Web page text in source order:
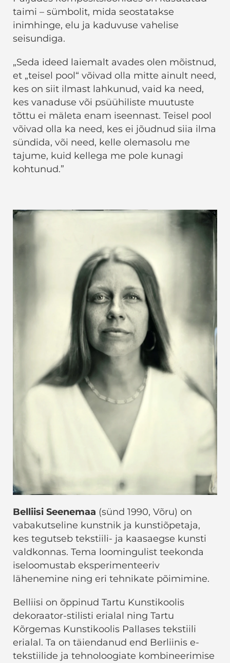
taimi – sümbolit, mida seostatakse
inimhinge, elu ja kaduvuse vahelise
seisundiga.
„Seda ideed laiemalt avades olen mõistnud,
et „teisel pool“ võivad olla mitte ainult need,
kes on siit ilmast lahkunud, vaid ka need,
kes vanaduse või psüühiliste muutuste
tõttu ei mäleta enam iseennast. Teisel pool
võivad olla ka need, kes ei jõudnud siia ilma
sündida, või need, kelle olemasolu me
tajume, kuid kellega me pole kunagi
kohtunud.”
Belliisi Seenemaa (sünd 1990, Võru) on
vabakutseline kunstnik ja kunstiõpetaja,
kes tegutseb tekstiili- ja kaasaegse kunsti
valdkonnas. Tema loomingulist teekonda
iseloomustab eksperimenteeriv
lähenemine ning eri tehnikate põimimine.
Belliisi on õppinud Tartu Kunstikoolis
dekoraator-stilisti erialal ning Tartu
Kõrgemas Kunstikoolis Pallases tekstiili
erialal. Ta on täiendanud end Berliinis e-
tekstiilide ja tehnoloogiate kombineerimise